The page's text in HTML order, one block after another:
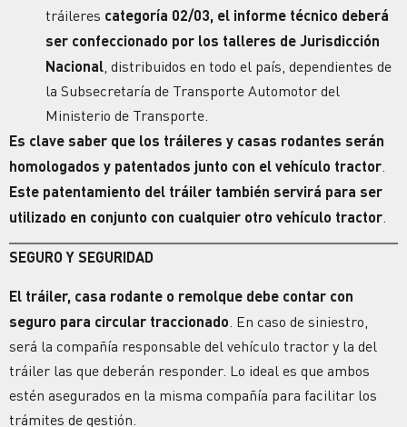
tráileres categoría 02/03, el informe técnico deberá
ser confeccionado por los talleres de Jurisdicción
Nacional , distribuidos en todo el país, dependientes de
la Subsecretaría de Transporte Automotor del
Ministerio de Transporte.
Es clave saber que los tráileres y casas rodantes serán
homologados y patentados junto con el vehículo tractor
Este patentamiento del tráiler también servirá para ser
utilizado en conjunto con cualquier otro vehículo tractor
SEGURO Y SEGURIDAD
El tráiler, casa rodante o remolque debe contar con
seguro para circular traccionado . En caso de siniestro,
será la compañía responsable del vehículo tractor y la del
tráiler las que deberán responder. Lo ideal es que ambos
estén asegurados en la misma compañía para facilitar los
trámites de gestión.